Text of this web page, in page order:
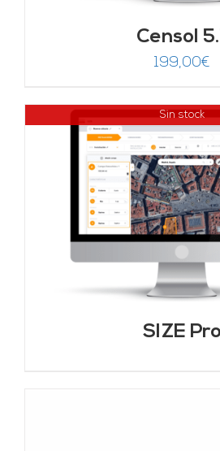
Censol
199,00€
Sin stock
SIZE Pro